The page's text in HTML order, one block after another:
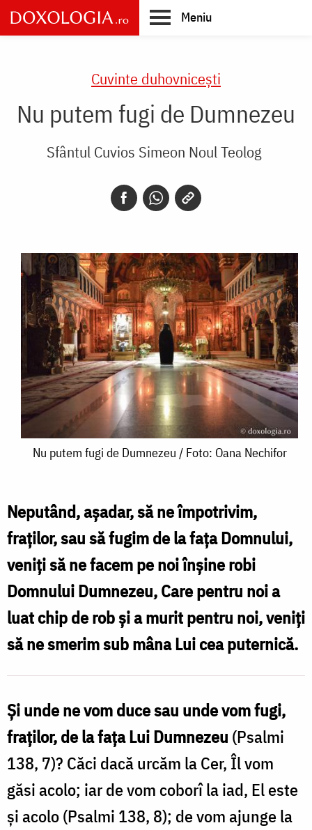
Skip
to
main
Meniu
Cuvinte duhovnicești
Nu putem fugi de Dumnezeu
Sfântul Cuvios Simeon Noul Teolog
Nu
de
Dumnezeu
/
Foto:
Oana
Nechifor
Nu putem fugi de Dumnezeu / Foto: Oana Nechifor
Neputând, aşadar, să ne împotrivim,
fraţilor, sau să fugim de la faţa Domnului,
veniţi să ne facem pe noi înşine robi
Domnului Dumnezeu, Care pentru noi a
luat chip de rob şi a murit pentru noi, veniţi
să ne smerim sub mâna Lui cea puternică.
Şi unde ne vom duce sau unde vom fugi,
fraţilor, de la faţa Lui Dumnezeu (Psalmi
138, 7)? Căci dacă urcăm la Cer, Îl vom
găsi acolo; iar de vom coborî la iad, El este
şi acolo (Psalmi 138, 8); de vom ajunge la